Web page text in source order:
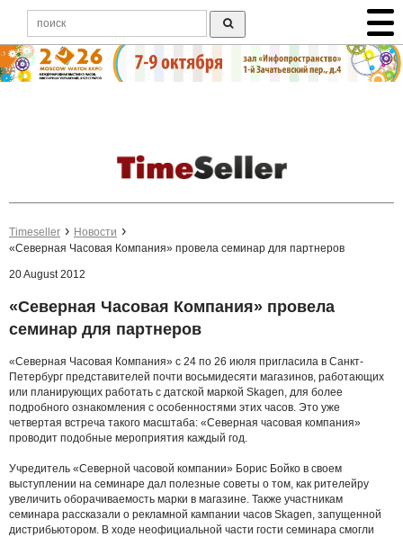
Timeseller
Новости
«Северная Часовая Компания» провела семинар для партнеров
20 August 2012
«Северная Часовая Компания» провела
семинар для партнеров
«Северная Часовая Компания» с 24 по 26 июля пригласила в Санкт-
Петербург представителей почти восьмидесяти магазинов, работающих
или планирующих работать с датской маркой Skagen, для более
подробного ознакомления с особенностями этих часов. Это уже
четвертая встреча такого масштаба: «Северная часовая компания»
проводит подобные мероприятия каждый год.
Учредитель «Северной часовой компании» Борис Бойко в своем
выступлении на семинаре дал полезные советы о том, как рителейру
увеличить оборачиваемость марки в магазине. Также участникам
семинара рассказали о рекламной кампании часов Skagen, запущенной
дистрибьютором. В ходе неофициальной части гости семинара смогли